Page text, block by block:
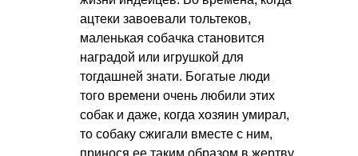
ацтеки завоевали тольтеков,
маленькая собачка становится
наградой или игрушкой для
тогдашней знати. Богатые люди
того времени очень любили этих
собак и даже, когда хозяин умирал,
то собаку сжигали вместе с ним,
принося ее таким образом в жертву